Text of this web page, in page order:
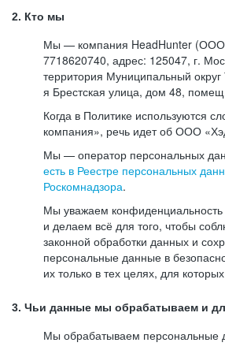
2. Кто мы
Мы — компания HeadHunter
7718620740, адрес: 125047, г.
территория Муниципальный округ
я Брестская улица, дом 48,
Когда в Политике используются
компания», речь идет об ООО
Мы — оператор персональных
есть в Реестре персональных
Роскомнадзора.
Мы уважаем
и делаем всё для того, чтобы
законной обработки данных и
персональные данные в
их только в тех целях, для
3. Чьи данные мы обрабатываем и
Мы обрабатываем персональные